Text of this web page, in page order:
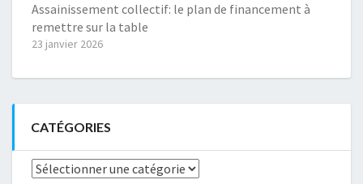
Assainissement collectif: le plan de financement à
remettre sur la table
23 janvier 2026
CATÉGORIES
Catégories